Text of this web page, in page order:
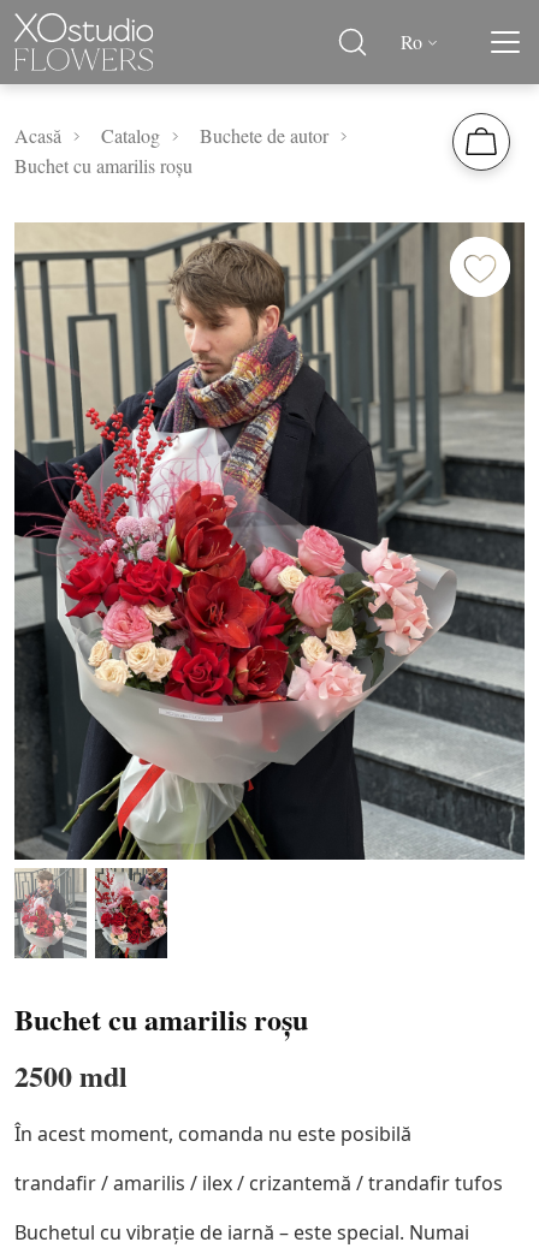
Ro
Acasă Catalog
Buchete de autor
Buchet cu amarilis roșu
Buchet cu amarilis roșu
2500 mdl
În acest moment, comanda nu este posibilă
trandafir / amarilis / ilex / crizantemă / trandafir tufos
Buchetul cu vibrație de iarnă – este special. Numai